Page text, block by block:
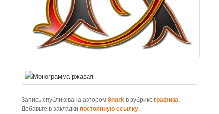
Запись опубликована авторомSnark в рубрике графика.
Добавьте в закладки постоянную ссылку.